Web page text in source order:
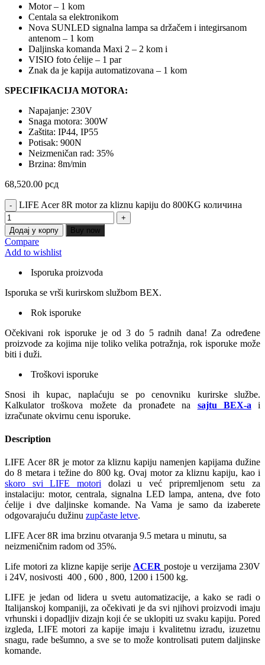
Motor – 1 kom
Centala sa elektronikom
Nova SUNLED signalna lampa sa držačem i integirsanom
antenom – 1 kom
Daljinska komanda Maxi 2 – 2 kom i
VISIO foto ćelije – 1 par
Znak da je kapija automatizovana – 1 kom
SPECIFIKACIJA MOTORA:
Napajanje: 230V
Snaga motora: 300W
Zaštita: IP44, IP55
Potisak: 900N
Neizmeničan rad: 35%
Brzina: 8m/min
68,520.00 рсд
LIFE Acer 8R motor za kliznu kapiju do 800KG количина
Додај у корпу Buy now
Compare
Add to wishlist
Isporuka proizvoda
Isporuka se vrši kurirskom službom BEX.
Rok isporuke
Očekivani rok isporuke je od 3 do 5 radnih dana! Za određene
proizvode za kojima nije toliko velika potražnja, rok isporuke može
biti i duži.
Troškovi isporuke
Snosi ih kupac, naplaćuju se po cenovniku kurirske službe.
Kalkulator troškova možete da pronađete na sajtu BEX-a i
izračunate okvirnu cenu isporuke.
Description
LIFE Acer 8R je motor za kliznu kapiju namenjen kapijama dužine
do 8 metara i težine do 800 kg. Ovaj motor za kliznu kapiju, kao i
skoro svi LIFE motori dolazi u već pripremljenom setu za
instalaciju: motor, centrala, signalna LED lampa, antena, dve foto
ćelije i dve daljinske komande. Na Vama je samo da izaberete
odgovarajuću dužinu zupčaste letve.
LIFE Acer 8R ima brzinu otvaranja 9.5 metara u minutu, sa
neizmeničnim radom od 35%.
Life motori za klizne kapije serije ACER postoje u verzijama 230V
i 24V, nosivosti 400 , 600 , 800, 1200 i 1500 kg.
LIFE je jedan od lidera u svetu automatizacije, a kako se radi o
Italijanskoj kompaniji, za očekivati je da svi njihovi proizvodi imaju
vrhunski i dopadljiv dizajn koji će se uklopiti uz svaku kapiju. Pored
izgleda, LIFE motori za kapije imaju i kvalitetnu izradu, izuzetnu
snagu, rade bešumno, a sve se to može kontrolisati putem daljinske
komande.